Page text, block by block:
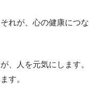
れが、心の健康につな
、人を元気にします。
す。